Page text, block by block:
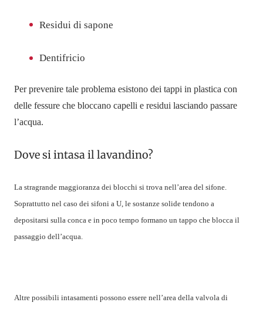
Residui di sapone
Dentifricio
Per prevenire tale problema esistono dei tappi in plastica con
delle fessure che bloccano capelli e residui lasciando passare
l’acqua.
Dove si intasa il lavandino?
La stragrande maggioranza dei blocchi si trova nell’area del sifone.
Soprattutto nel caso dei sifoni a U, le sostanze solide tendono a
depositarsi sulla conca e in poco tempo formano un tappo che blocca il
passaggio dell’acqua.
Altre possibili intasamenti possono essere nell’area della valvola di